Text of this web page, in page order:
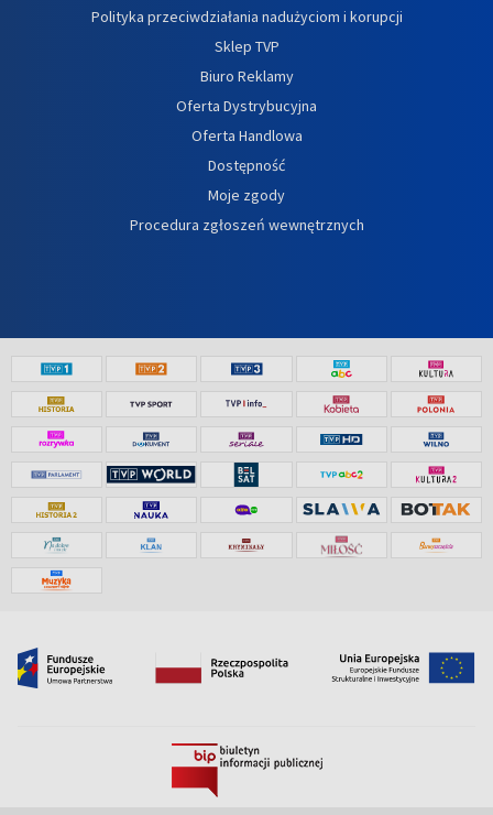
Polityka przeciwdziałania nadużyciom i korupcji
Sklep TVP
Biuro Reklamy
Oferta Dystrybucyjna
Oferta Handlowa
Dostępność
Moje zgody
Procedura zgłoszeń wewnętrznych